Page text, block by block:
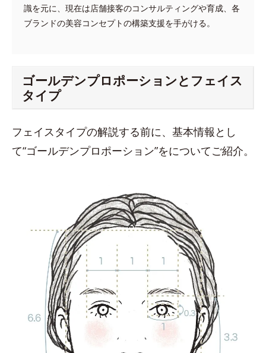
識を元に、現在は店舗接客のコンサルティングや育成、各
ブランドの美容コンセプトの構築支援を手がける。
ゴールデンプロポーションとフェイス
タイプ
フェイスタイプの解説する前に、基本情報とし
て“ゴールデンプロポーション”をについてご紹介。